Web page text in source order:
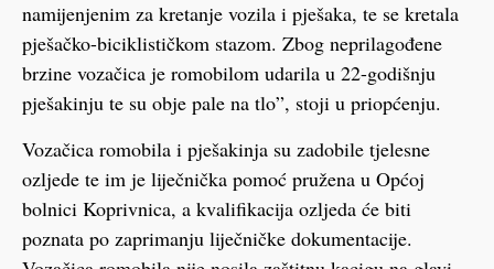
namijenjenim za kretanje vozila i pješaka, te se kretala
pješačko-biciklističkom stazom. Zbog neprilagođene
brzine vozačica je romobilom udarila u 22-godišnju
pješakinju te su obje pale na tlo”, stoji u priopćenju.
Vozačica romobila i pješakinja su zadobile tjelesne
ozljede te im je liječnička pomoć pružena u Općoj
bolnici Koprivnica, a kvalifikacija ozljeda će biti
poznata po zaprimanju liječničke dokumentacije.